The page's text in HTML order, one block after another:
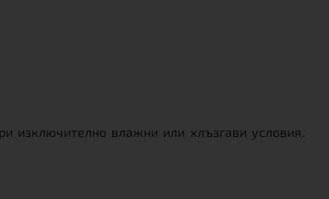
изключително влажни или хлъзгави условия.